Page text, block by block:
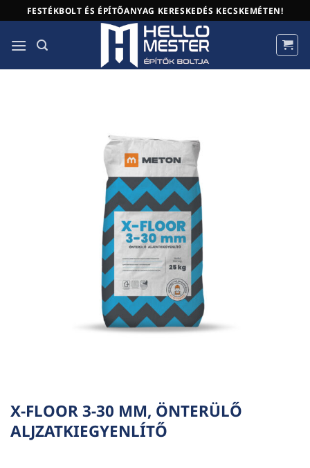
to
content
FESTÉKBOLT ÉS ÉPÍTŐANYAG KERESKEDÉS KECSKEMÉTEN!
X-FLOOR 3-30 MM, ÖNTERÜLŐ
ALJZATKIEGYENLÍTŐ